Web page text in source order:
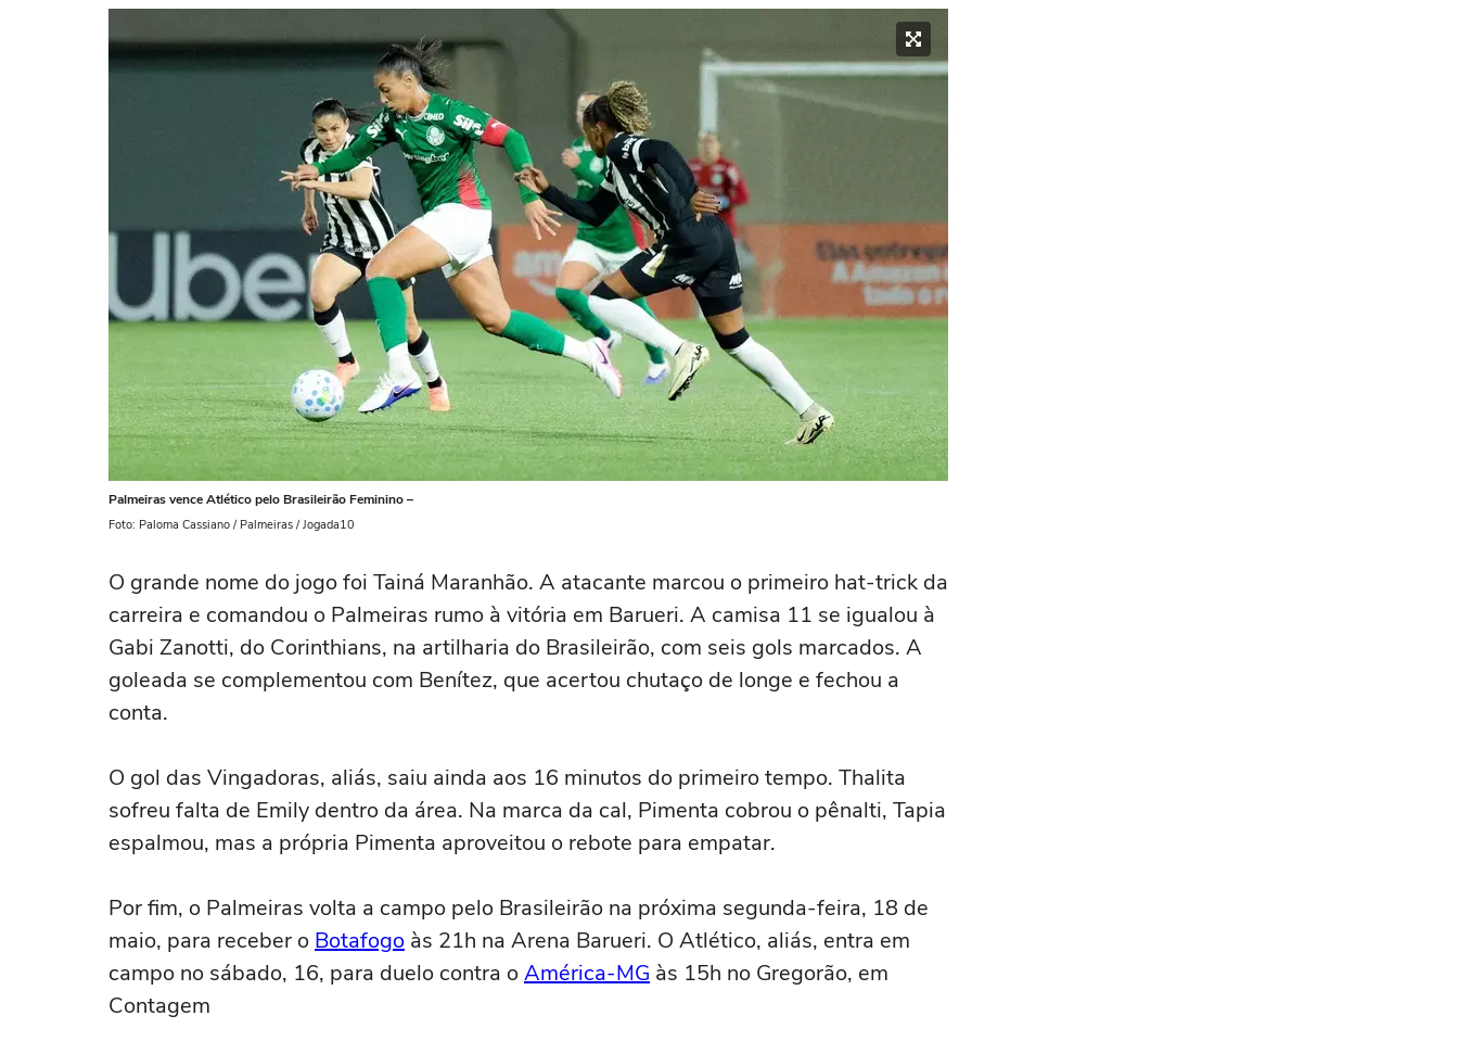
Palmeiras vence Atlético pelo Brasileirão Feminino –
Foto: Paloma Cassiano / Palmeiras / Jogada10
O grande nome do jogo foi Tainá Maranhão. A atacante marcou o primeiro hat-trick da
carreira e comandou o Palmeiras rumo à vitória em Barueri. A camisa 11 se igualou à
Gabi Zanotti, do Corinthians, na artilharia do Brasileirão, com seis gols marcados. A
goleada se complementou com Benítez, que acertou chutaço de longe e fechou a
conta.
O gol das Vingadoras, aliás, saiu ainda aos 16 minutos do primeiro tempo. Thalita
sofreu falta de Emily dentro da área. Na marca da cal, Pimenta cobrou o pênalti, Tapia
espalmou, mas a própria Pimenta aproveitou o rebote para empatar.
Por fim, o Palmeiras volta a campo pelo Brasileirão na próxima segunda-feira, 18 de
maio, para receber o Botafogo às 21h na Arena Barueri. O Atlético, aliás, entra em
campo no sábado, 16, para duelo contra oAmérica-MG às 15h no Gregorão, em
Contagem